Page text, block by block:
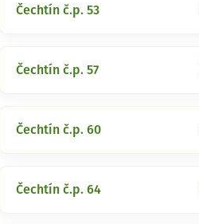
Čechtín č.p. 53
Čechtín č.p. 57
Čechtín č.p. 60
Čechtín č.p. 64